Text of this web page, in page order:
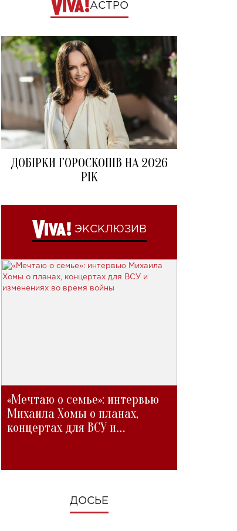
АСТРО
ДОБІРКИ ГОРОСКОПІВ НА 2026
РІК
ЭКСКЛЮЗИВ
«Мечтаю о семье»: интервью
Михаила Хомы о планах,
концертах для ВСУ и
ДОСЬЕ